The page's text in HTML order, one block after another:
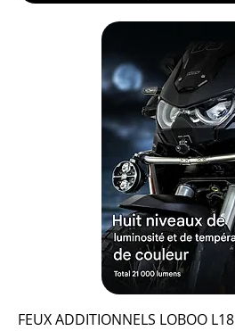
FEUX ADDITIONNELS LOBOO L18